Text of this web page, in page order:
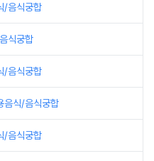
/음식궁합
식궁합
/음식궁합
음식/음식궁합
/음식궁합